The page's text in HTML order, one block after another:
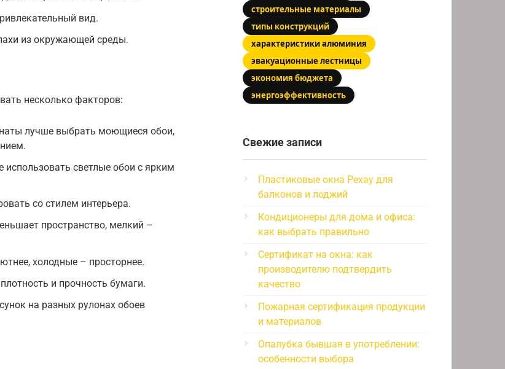
вид.
из окружающей среды.
несколько факторов:
лучше выбрать моющиеся обои,
светлые обои с ярким
со стилем интерьера.
пространство, мелкий –
холодные – просторнее.
и прочность бумаги.
на разных рулонах обоев
строительные материалы
типы конструкций
характеристики алюминия
эвакуационные лестницы
экономия бюджета
энергоэффективность
Свежие записи
Пластиковые окна Рехау для
балконов и лоджий
Кондиционеры для дома и офиса:
как выбрать правильно
Сертификат на окна: как
производителю подтвердить
качество
Пожарная сертификация продукции
и материалов
Опалубка бывшая в употреблении:
особенности выбора